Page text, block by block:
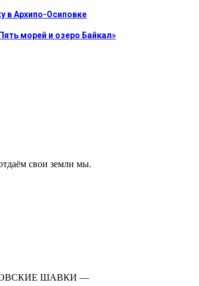
в Архипо-Осиповке
морей и озеро Байкал»
свои земли мы.
ШАВКИ —